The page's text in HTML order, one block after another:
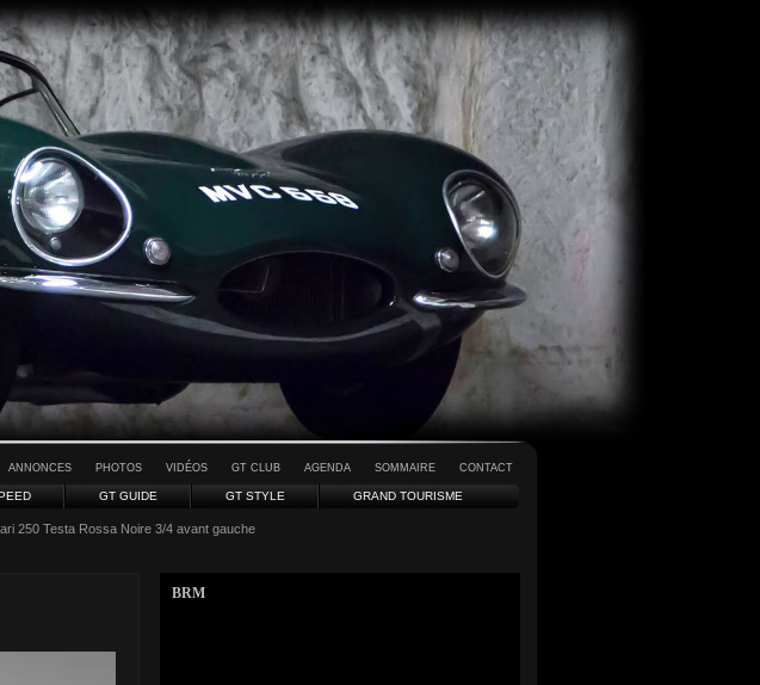
ANNONCES PHOTOS VIDÉOS GT CLUB AGENDA SOMMAIRE CONTACT
GT GUIDE GT STYLE GRAND TOURISME
250 Testa Rossa Noire 3/4 avant gauche
BRM